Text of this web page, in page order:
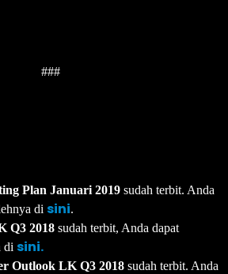
###
Plan Januari 2019 sudah terbit. Anda
di sini.
Q3 2018 sudah terbit, Anda dapat
di sini.
Outlook LK Q3 2018 sudah terbit. Anda